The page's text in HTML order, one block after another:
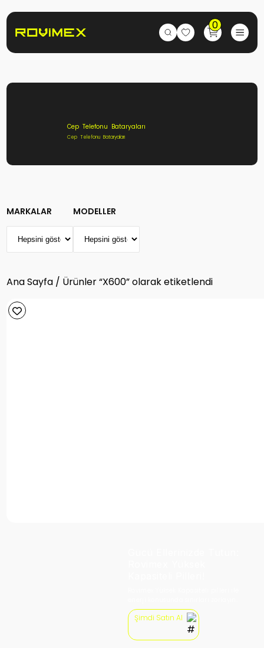
0
Cep Telefonu Bataryaları
Cep Telefonu Bataryaları
MARKALAR MODELLER
Ana Sayfa / Ürünler “X600” olarak etiketlendi
Şimdi Satın Al